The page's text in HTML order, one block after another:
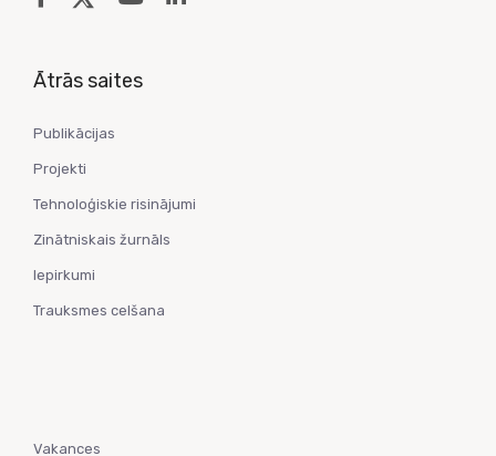
Ātrās saites
Publikācijas
Projekti
Tehnoloģiskie risinājumi
Zinātniskais žurnāls
Iepirkumi
Trauksmes celšana
Vakances